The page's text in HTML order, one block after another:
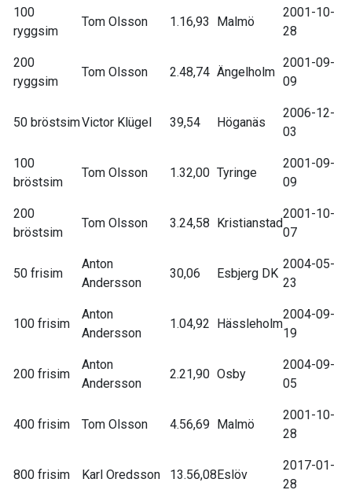
100
ryggsim
Tom Olsson 1.16,93 Malmö
2001-10-
28
200
ryggsim
Tom Olsson 2.48,74 Ängelholm
2001-09-
09
50 bröstsimVictor Klügel 39,54 Höganäs
2006-12-
03
100
bröstsim
Tom Olsson 1.32,00 Tyringe
2001-09-
09
200
bröstsim
Tom Olsson 3.24,58 Kristianstad
2001-10-
07
50 frisim
Anton
Andersson
30,06 Esbjerg DK
2004-05-
23
100 frisim
Anton
Andersson
1.04,92 Hässleholm
2004-09-
19
200 frisim
Anton
Andersson
2.21,90 Osby
2004-09-
05
400 frisim Tom Olsson 4.56,69 Malmö
2001-10-
28
800 frisim Karl Oredsson 13.56,08Eslöv
2017-01-
28